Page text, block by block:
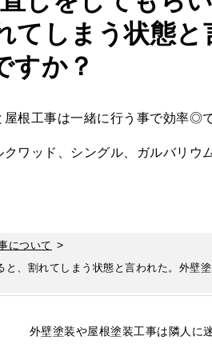
しまう状態と
すか？
根工事は一緒に行う事で効率◎で
ワッド、シングル、ガルバリウ
について >
、割れてしまう状態と言われた。外壁
外壁塗装や屋根塗装工事は隣人に